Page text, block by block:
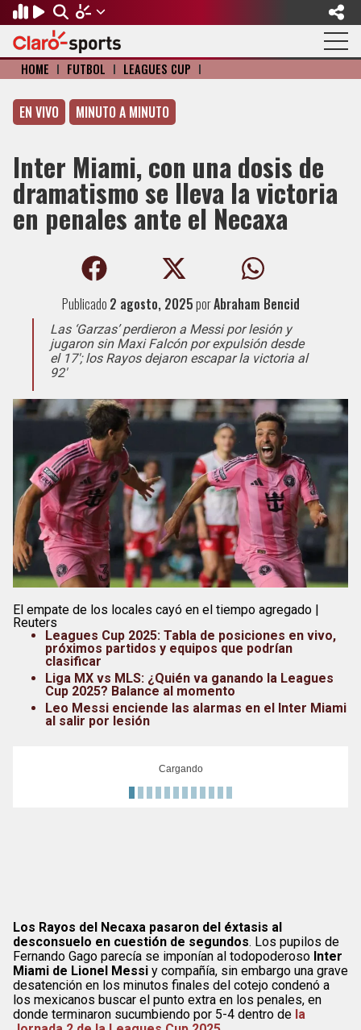
Regresar
FÚTBOL
Mundial de Clubes
Concachampions
Fútbol de Estufa
Fútbol Femenil
Leagues Cup
Liga de Expansión MX
Selección Mexicana
Regresar
MOTOR
NASCAR
Regresar
BÉISBOL
MLB
Regresar
OLÍMPICOS
Paris 2024
Gangwon 2024
Juegos Paralímpicos
Regresar
OTROS DEPORTES
Fútbol Americano
Ciclismo
Lucha Libre
Juegos Panamericanos
Regresar
ACTUALIDAD
Cine y TV
Tendencias
HOME I FÚTBOL I LEAGUES CUP I
EN VIVO MINUTO A MINUTO
Inter Miami, con una dosis de
dramatismo se lleva la victoria
en penales ante el Necaxa
Publicado 2 agosto, 2025porAbraham Bencid
Las ‘Garzas’ perdieron a Messi por lesión y
jugaron sin Maxi Falcón por expulsión desde
el 17′; los Rayos dejaron escapar la victoria al
92′
El empate de los locales cayó en el tiempo agregado |
Reuters
Leagues Cup 2025: Tabla de posiciones en vivo,
próximos partidos y equipos que podrían
clasificar
Liga MX vs MLS: ¿Quién va ganando la Leagues
Cup 2025? Balance al momento
Leo Messi enciende las alarmas en el Inter Miami
al salir por lesión
Cargando
Los Rayos del Necaxa pasaron del éxtasis al
desconsuelo en cuestión de segundos. Los pupilos de
Fernando Gago parecía se imponían al todopoderoso Inter
Miami de Lionel Messi y compañía, sin embargo una grave
desatención en los minutos finales del cotejo condenó a
los mexicanos buscar el punto extra en los penales, en
donde terminaron sucumbiendo por 5-4 dentro de la